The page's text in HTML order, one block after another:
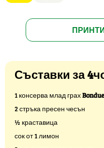
Съставки за
1 консерва млад грах
2 стръка пресен чесън
½ краставица
сок от 1 лимон